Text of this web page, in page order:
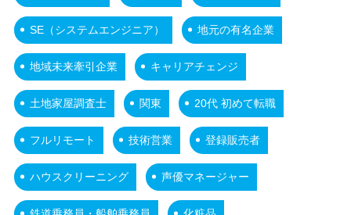
SE（システムエンジニア） 地元の有名企業
地域未来牽引企業 キャリアチェンジ
土地家屋調査士 関東 20代 初めて転職
フルリモート 技術営業 登録販売者
ハウスクリーニング 声優マネージャー